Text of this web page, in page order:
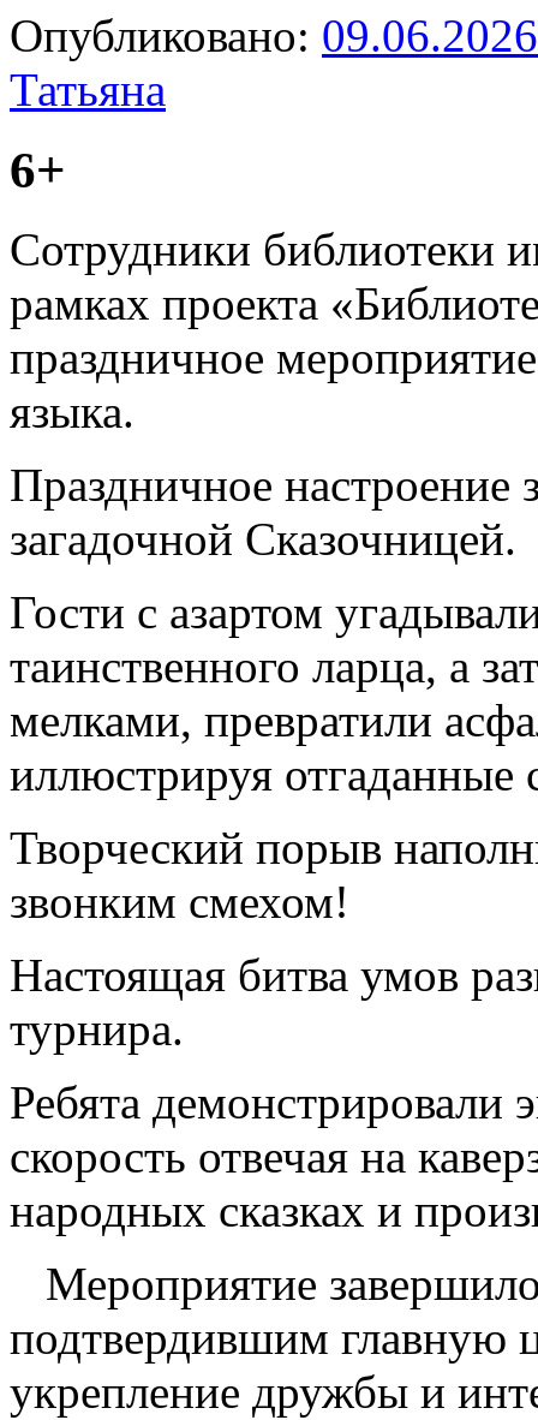
Опубликовано: 09.06.2026
Татьяна
6+
Сотрудники библиотеки
рамках проекта
праздничное
языка.
Праздничное настроение
загадочной Сказочницей.
Гости с азартом
таинственного ларца, а
мелками, превратили
иллюстрируя
Творческий порыв
звонким смехом!
Настоящая битва умов
турнира.
Ребята демонстрировали
скорость отвечая на
народных сказках и
Мероприятие
подтвердившим главную
укрепление дружбы и